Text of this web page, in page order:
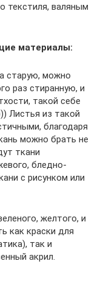
текстиля, валяным
материалы:
старую, можно
раз стиранную, и
такой себе
Листья из такой
благодаря
можно брать не
ткани
бледно-
с рисунком или
желтого, и
как краски для
так и
акрил.